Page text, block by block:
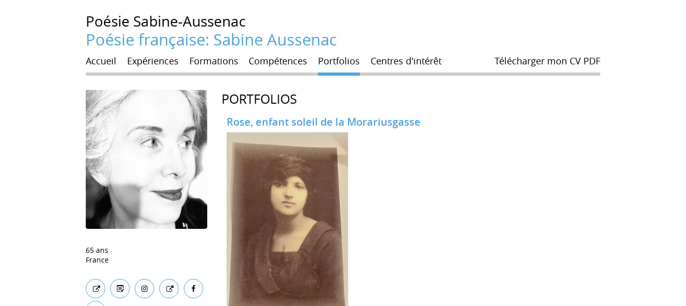
Poésie Sabine-Aussenac
Poésie française: Sabine Aussenac
Accueil Expériences Formations Compétences Portfolios Centres d'intérêt Télécharger mon CV PDF
65 ans
France
PORTFOLIOS
Rose, enfant soleil de la Morariusgasse